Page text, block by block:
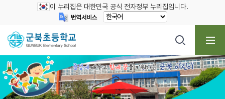
이 누리집은 대한민국 공식 전자정부 누리집입니다.